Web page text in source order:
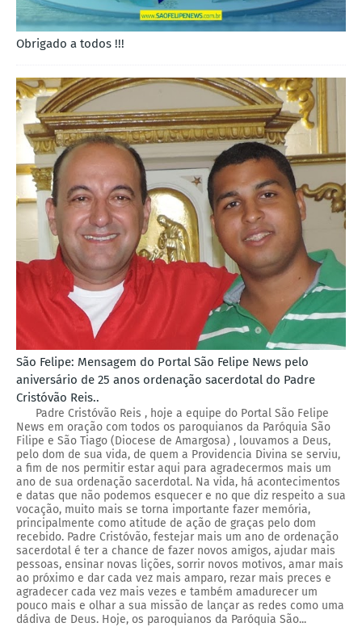
Obrigado a todos !!!
São Felipe: Mensagem do Portal São Felipe News pelo
aniversário de 25 anos ordenação sacerdotal do Padre
Cristóvão Reis..
Padre Cristóvão Reis , hoje a equipe do Portal São Felipe
News em oração com todos os paroquianos da Paróquia São
Filipe e São Tiago (Diocese de Amargosa) , louvamos a Deus,
pelo dom de sua vida, de quem a Providencia Divina se serviu,
a fim de nos permitir estar aqui para agradecermos mais um
ano de sua ordenação sacerdotal. Na vida, há acontecimentos
e datas que não podemos esquecer e no que diz respeito a sua
vocação, muito mais se torna importante fazer memória,
principalmente como atitude de ação de graças pelo dom
recebido. Padre Cristóvão, festejar mais um ano de ordenação
sacerdotal é ter a chance de fazer novos amigos, ajudar mais
pessoas, ensinar novas lições, sorrir novos motivos, amar mais
ao próximo e dar cada vez mais amparo, rezar mais preces e
agradecer cada vez mais vezes e também amadurecer um
pouco mais e olhar a sua missão de lançar as redes como uma
dádiva de Deus. Hoje, os paroquianos da Paróquia São...